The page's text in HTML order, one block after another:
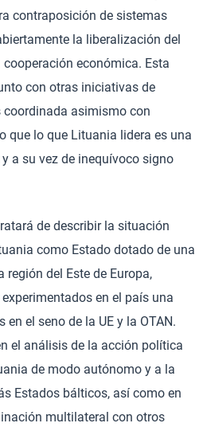
contraposición de sistemas
la liberalización del
económica. Esta
con otras iniciativas de
asimismo con
que lo que Lituania lidera es una
a su vez de inequívoco signo
de describir la situación
como Estado dotado de una
del Este de Europa,
en el país una
el seno de la UE y la OTAN.
el análisis de la acción política
de modo autónomo y a la
Estados bálticos, así como en
multilateral con otros